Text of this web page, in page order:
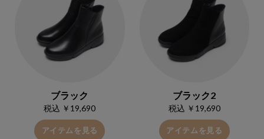
ブラック
税込 ￥19,690
アイテムを見る
ブラック2
税込 ￥19,690
アイテムを見る